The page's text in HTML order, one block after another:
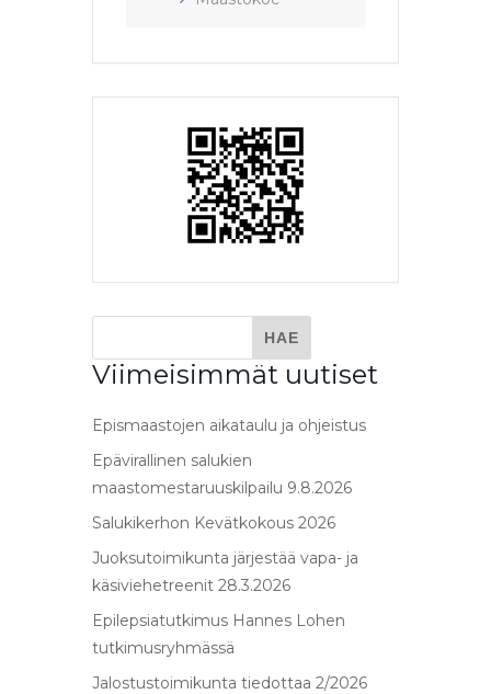
Viimeisimmät uutiset
Epismaastojen aikataulu ja ohjeistus
Epävirallinen salukien
maastomestaruuskilpailu 9.8.2026
Salukikerhon Kevätkokous 2026
Juoksutoimikunta järjestää vapa- ja
käsiviehetreenit 28.3.2026
Epilepsiatutkimus Hannes Lohen
tutkimusryhmässä
Jalostustoimikunta tiedottaa 2/2026